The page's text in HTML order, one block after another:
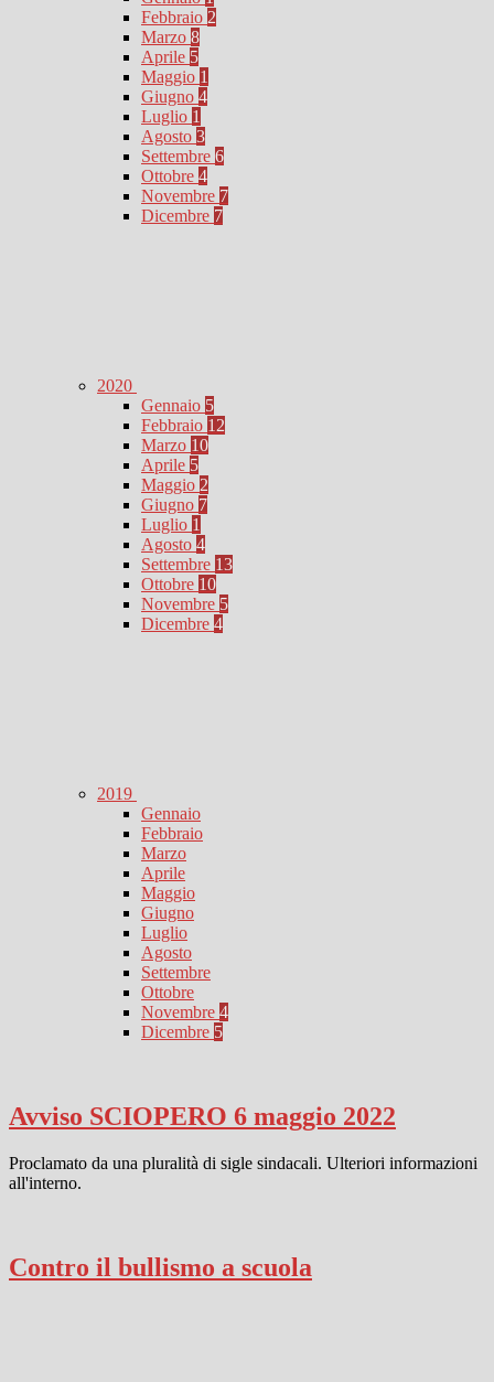
Febbraio 2
Marzo 8
Aprile 5
Maggio 1
Giugno 4
Luglio 1
Agosto 3
Settembre 6
Ottobre 4
Novembre 7
Dicembre 7
2020
Gennaio 5
Febbraio 12
Marzo 10
Aprile 5
Maggio 2
Giugno 7
Luglio 1
Agosto 4
Settembre 13
Ottobre 10
Novembre 5
Dicembre 4
2019
Gennaio
Febbraio
Marzo
Aprile
Maggio
Giugno
Luglio
Agosto
Settembre
Ottobre
Novembre 4
Dicembre 5
Avviso SCIOPERO 6 maggio 2022
Proclamato da una pluralità di sigle sindacali. Ulteriori informazioni
all'interno.
Contro il bullismo a scuola